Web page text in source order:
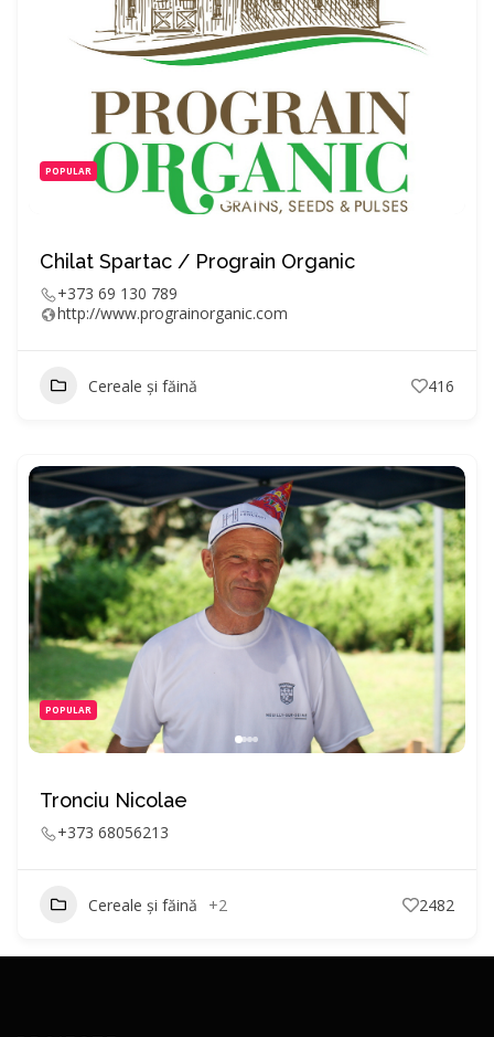
POPULAR
Chilat Spartac / Prograin Organic
+373 69 130 789
http://www.prograinorganic.com
Cereale și făină 416
POPULAR
Tronciu Nicolae
+373 68056213
Cereale și făină +2 2482